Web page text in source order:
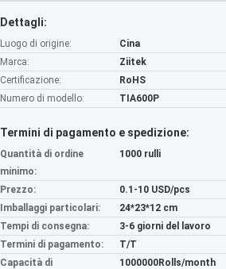
Dettagli:
Luogo di origine:
Cina
Marca:
Ziitek
Certificazione:
RoHS
Numero di modello:
TIA600P
Termini di pagamento e spedizione:
Quantità di ordine
minimo:
1000 rulli
Prezzo:
0.1-10 USD/pcs
Imballaggi particolari:
24*23*12 cm
Tempi di consegna:
3-6 giorni del lavoro
Termini di pagamento:
T/T
Capacità di
1000000Rolls/month